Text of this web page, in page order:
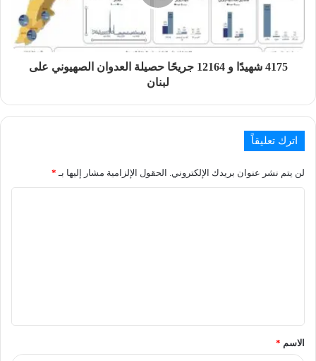
4175 شهيدًا و 12164 جريحًا حصيلة العدوان الصهيوني على
لبنان
اترك تعليقاً
لن يتم نشر عنوان بريدك الإلكتروني. الحقول الإلزامية مشار إليها بـ *
الاسم *